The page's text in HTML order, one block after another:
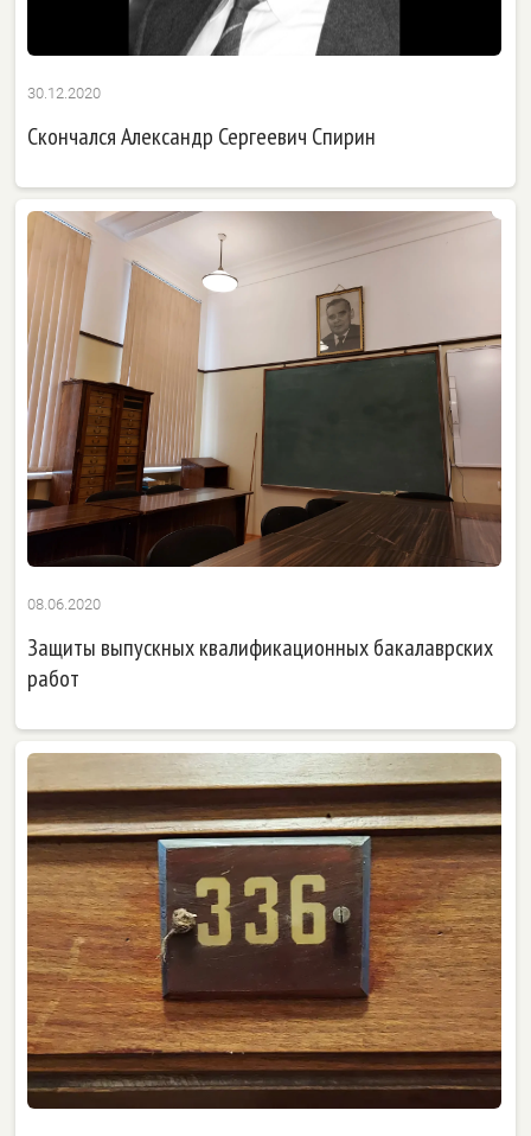
30.12.2020
Скончался Александр Сергеевич Спирин
08.06.2020
Защиты выпускных квалификационных бакалаврских
работ